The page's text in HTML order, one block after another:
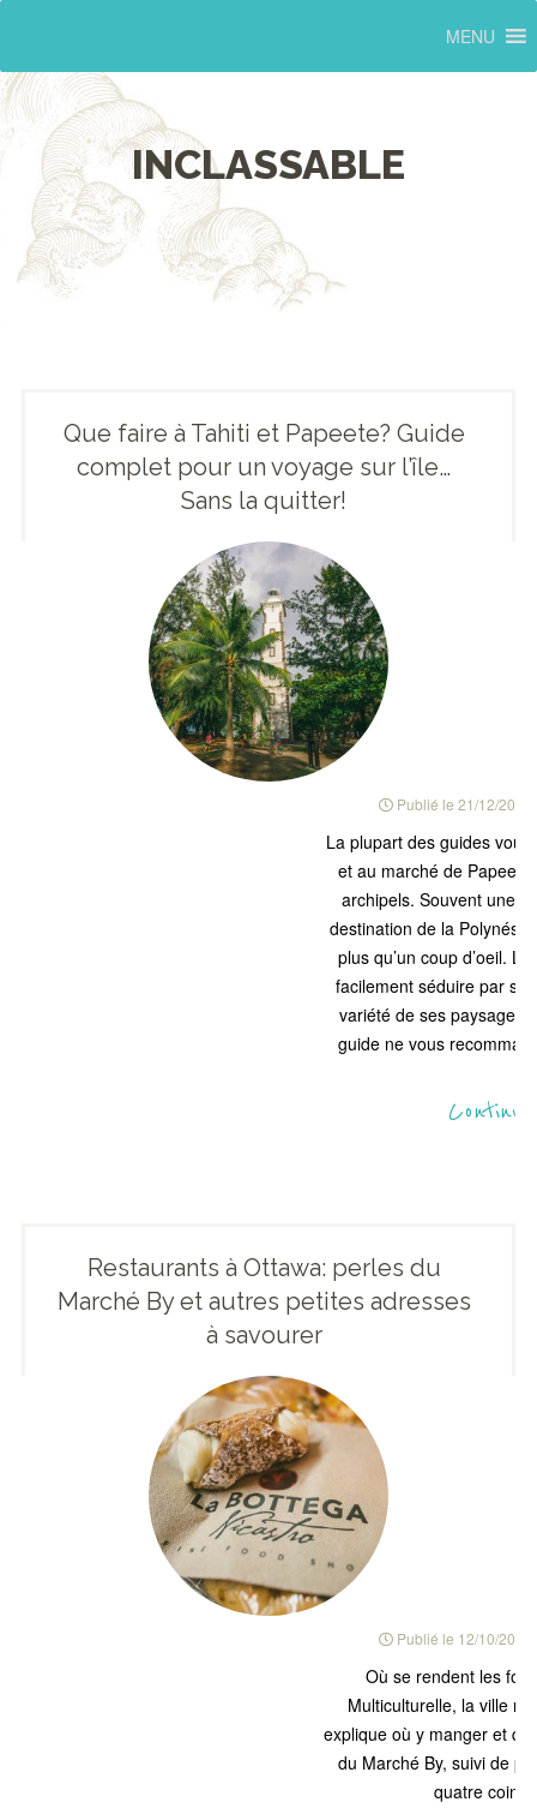
MENU
INCLASSABLE
Que faire à Tahiti et Papeete? Guide
complet pour un voyage sur l’île…
Sans la quitter!
Publié le 21/12/2019
La plupart des guides
et au marché de
archipels. Souvent une
destination de la
plus qu’un coup d’oeil.
facilement séduire par sa
variété de ses
guide ne vous
Restaurants à Ottawa: perles du
Marché By et autres petites adresses
à savourer
Publié le 12/10/2019
Où se rendent les
Multiculturelle, la ville
explique où y manger et
du Marché By, suivi de
quatre coins